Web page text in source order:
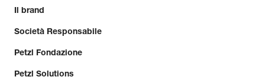
Il brand
Società Responsabile
Petzl Fondazione
Petzl Solutions